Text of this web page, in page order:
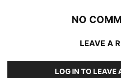
NO
LEAVE A
LOG IN TO LEAVE